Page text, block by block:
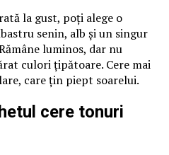
la gust, poți alege o
senin, alb și un singur
luminos, dar nu
culori țipătoare. Cere mai
care țin piept soarelui.
cere tonuri